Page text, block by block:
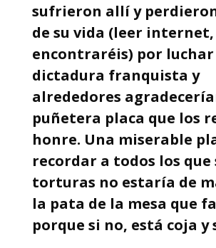
sufrieron allí y
de su vida (leer internet,
encontraréis) por
dictadura franquista y
alrededores
puñetera placa que los
honre. Una miserable
recordar a todos los
torturas no estaría de
la pata de la mesa que
porque si no, está coja y